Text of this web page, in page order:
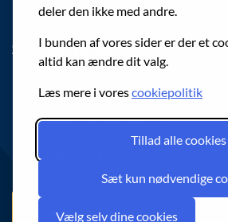
deler den ikke med andre.
I bunden af vores sider er der et
altid kan ændre dit valg.
Læs mere i vorescookiepolitik
Tillad alle cookies
Sæt kun nødvendige
Vælg selv dine cookies
Sociale medier
Følg os på Instagram
Nyhedsbrev fra Brøndby Kommune